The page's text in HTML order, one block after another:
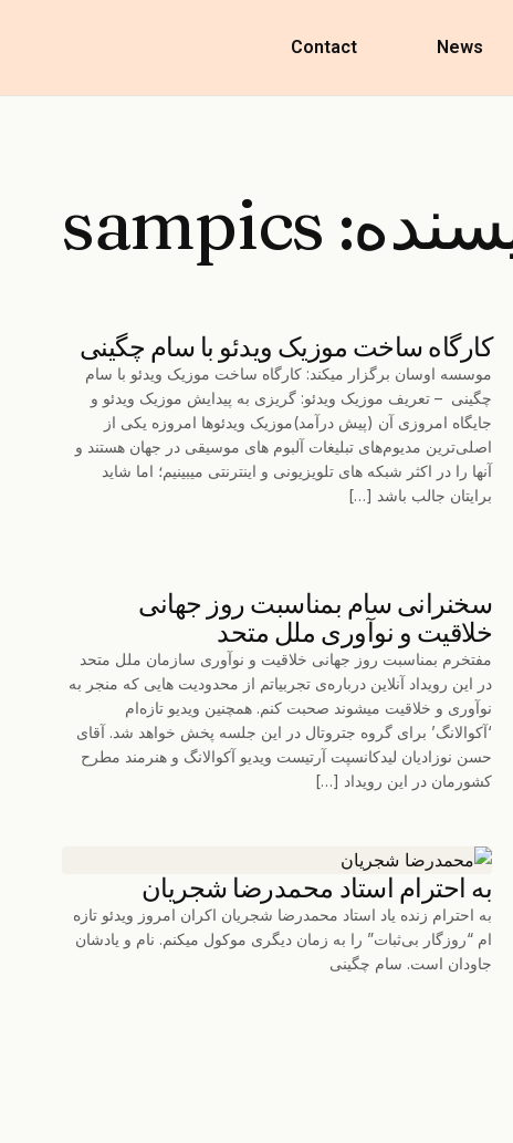
News
Contact
sampics
کارگاه ساخت موزیک ویدئو با سام چگینی
موسسه اوسان برگزار میکند: کارگاه ساخت موزیک ویدئو با سام
چگینی – تعریف موزیک ویدئو: گریزی به پیدایش موزیک ویدئو و
جایگاه امروزی آن (پیش درآمد)موزیک ویدئوها امروزه یکی از
اصلی‌ترین مدیوم‌های تبلیغات آلبوم های موسیقی در جهان هستند و
آنها را در اکثر شبکه های تلویزیونی و اینترنتی میبینیم؛ اما شاید
برایتان جالب باشد […]
سخنرانی سام بمناسبت روز جهانی
خلاقیت و نوآوری ملل متحد
مفتخرم بمناسبت روز جهانی خلاقیت و نوآوری سازمان ملل متحد
در این رویداد آنلاین درباره‌ی تجربیاتم از محدودیت هایی که منجر به
نوآوری و خلاقیت میشوند صحبت کنم. همچنین ویدیو تازه‌ام
‘آکوالانگ’ برای گروه جتروتال در این جلسه پخش خواهد شد. آقای
حسن نوزادیان لیدکانسپت آرتیست ویدیو آکوالانگ و هنرمند مطرح
کشورمان در این رویداد […]
به احترام استاد محمدرضا شجریان
به احترام زنده یاد استاد محمدرضا شجریان اکران امروز ویدئو تازه
ام “روزگار بی‌ثبات” را به زمان دیگری موکول میکنم. نام و یادشان
جاودان است. سام چگینی